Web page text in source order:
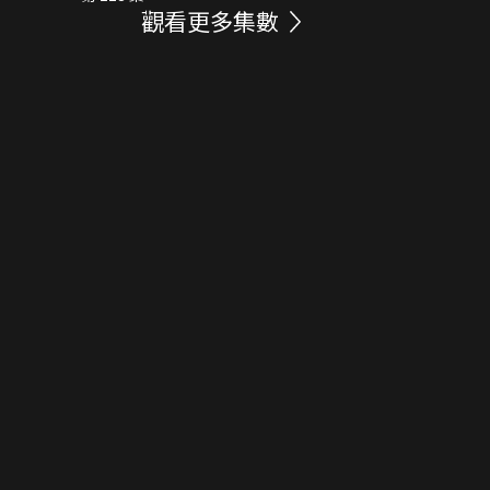
觀看更多集數